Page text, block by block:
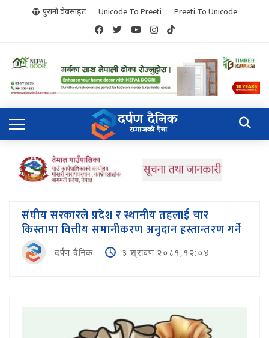
पुरानो वेबसाइट Unicode To Preeti Preeti To Unicode
संघीय सरकारले प्रदेश र स्थानीय तहलाई चार
किस्तामा वित्तीय समानीकरण अनुदान हस्तान्तरण गर्ने
दर्पण दैनिक ३ श्रावण २०८१,१२:०४